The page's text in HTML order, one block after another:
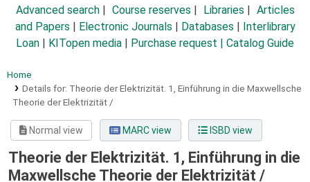
Advanced search Course reserves Libraries
Articles
and Papers
Electronic Journals Databases
Interlibrary
Loan
KITopen media Purchase request | Catalog Guide
Home
Details for: Theorie der Elektrizität. 1, Einführung in die Maxwellsche
Theorie der Elektrizität /
Normal view MARC view ISBD view
Theorie der Elektrizität. 1, Einführung in die
Maxwellsche Theorie der Elektrizität /